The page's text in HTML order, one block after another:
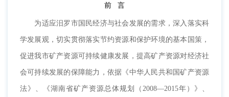
前 言
为适应汨罗市国民经济与社会发展的需求，深入落实科
学发展观，切实贯彻落实节约资源和保护环境的基本国策，
促进我市矿产资源可持续健康发展，提高矿产资源对经济社
会可持续发展的保障能力，依据《中华人民共和国矿产资源
法》、《湖南省矿产资源总体规划（2008—2015年）》、